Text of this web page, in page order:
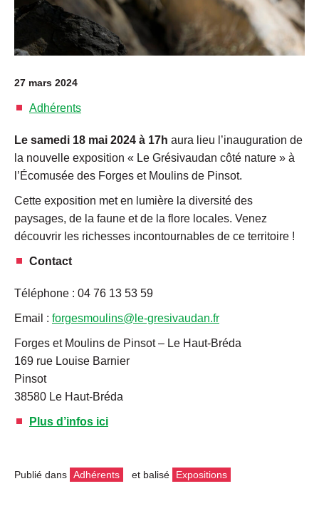
27 mars 2024
Adhérents
Le samedi 18 mai 2024 à 17h aura lieu l’inauguration de
la nouvelle exposition « Le Grésivaudan côté nature » à
l’Écomusée des Forges et Moulins de Pinsot.
Cette exposition met en lumière la diversité des
paysages, de la faune et de la flore locales. Venez
découvrir les richesses incontournables de ce territoire !
Contact
Téléphone : 04 76 13 53 59
Email : forgesmoulins@le-gresivaudan.fr
Forges et Moulins de Pinsot – Le Haut-Bréda
169 rue Louise Barnier
Pinsot
38580 Le Haut-Bréda
Plus d’infos ici
Publié dans Adhérents et balisé Expositions